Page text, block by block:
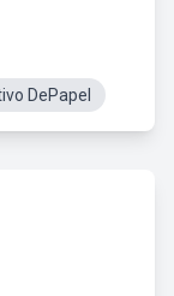
DePapel